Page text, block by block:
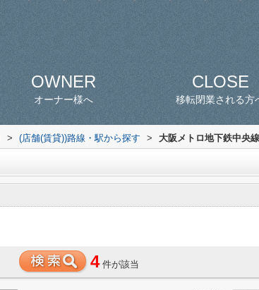
OWNER
オーナー様へ
CLOSE
移転閉業される方
> (店舗(賃貸))路線・駅から探す > 大阪メトロ地下鉄中央
4 件が該当